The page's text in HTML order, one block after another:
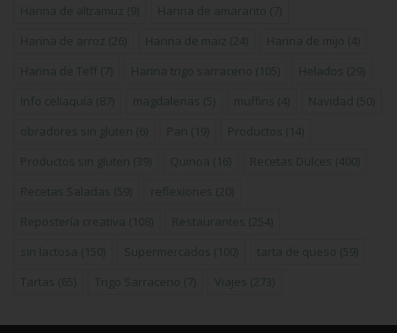
Harina de altramuz (9) Harina de amaranto (7)
Harina de arroz (26) Harina de maiz (24) Harina de mijo (4)
Harina de Teff (7) Harina trigo sarraceno (105) Helados (29)
Info celiaquía (87) magdalenas (5) muffins (4) Navidad (50)
obradores sin gluten (6) Pan (19) Productos (14)
Productos sin gluten (39) Quinoa (16) Recetas Dulces (400)
Recetas Saladas (59) reflexiones (20)
Repostería creativa (108) Restaurantes (254)
sin lactosa (150) Supermercados (100) tarta de queso (59)
Tartas (65) Trigo Sarraceno (7) Viajes (273)